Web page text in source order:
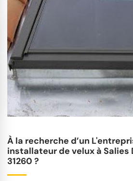
À la recherche d’un
installateur de velux à Salies
31260 ?